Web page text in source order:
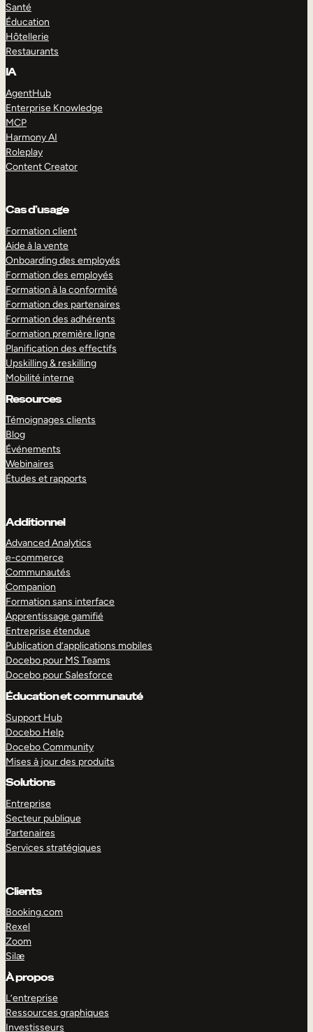
Santé
Éducation
Hôtellerie
Restaurants
IA
AgentHub
Enterprise Knowledge
MCP
Harmony AI
Roleplay
Content Creator
Cas d’usage
Formation client
Aide à la vente
Onboarding des employés
Formation des employés
Formation à la conformité
Formation des partenaires
Formation des adhérents
Formation première ligne
Planification des effectifs
Upskilling & reskilling
Mobilité interne
Resources
Témoignages clients
Blog
Événements
Webinaires
Études et rapports
Additionnel
Advanced Analytics
e-commerce
Communautés
Companion
Formation sans interface
Apprentissage gamifié
Entreprise étendue
Publication d’applications mobiles
Docebo pour MS Teams
Docebo pour Salesforce
Éducation et communauté
Support Hub
Docebo Help
Docebo Community
Mises à jour des produits
Solutions
Entreprise
Secteur publique
Partenaires
Services stratégiques
Clients
Booking.com
Rexel
Zoom
Silæ
À propos
L’entreprise
Ressources graphiques
Investisseurs